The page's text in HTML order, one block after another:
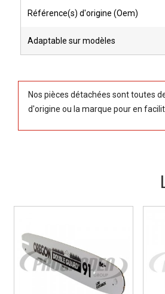
Référence(s) d'origine (Oem)
Adaptable sur modèles
Nos pièces détachées sont toutes
d'origine ou la marque pour en